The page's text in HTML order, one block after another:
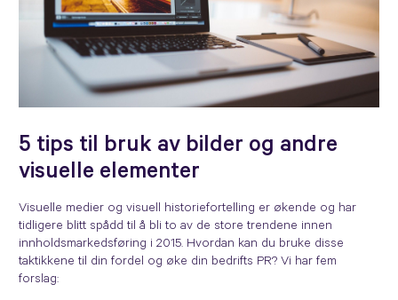
5 tips til bruk av bilder og andre
visuelle elementer
Visuelle medier og visuell historiefortelling er økende og har
tidligere blitt spådd til å bli to av de store trendene innen
innholdsmarkedsføring i 2015. Hvordan kan du bruke disse
taktikkene til din fordel og øke din bedrifts PR? Vi har fem
forslag: